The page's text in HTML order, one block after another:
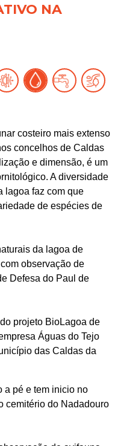
NA
costeiro mais extenso
concelhos de Caldas
e dimensão, é um
A diversidade
lagoa faz com que
de espécies de
da lagoa de
observação de
Defesa do Paul de
projeto BioLagoa de
Águas do Tejo
das Caldas da
a pé e tem inicio no
cemitério do Nadadouro